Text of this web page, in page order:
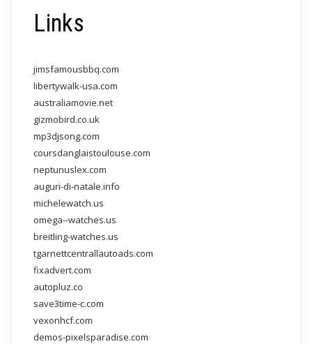
Links
jimsfamousbbq.com
libertywalk-usa.com
australiamovie.net
gizmobird.co.uk
mp3djsong.com
coursdanglaistoulouse.com
neptunuslex.com
auguri-di-natale.info
michelewatch.us
omega--watches.us
breitling-watches.us
tgarnettcentrallautoads.com
fixadvert.com
autopluz.co
save3time-c.com
vexonhcf.com
demos-pixelsparadise.com